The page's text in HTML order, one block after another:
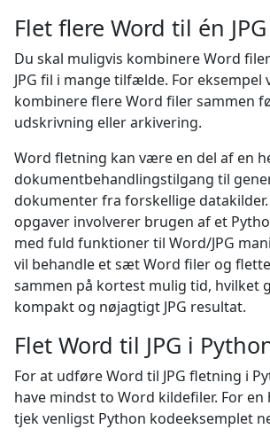
Flet flere Word til én
Du skal muligvis kombinere Word
JPG fil i mange tilfælde. For eksempel
kombinere flere Word filer sammen
udskrivning eller arkivering.
Word fletning kan være en del af en
dokumentbehandlingstilgang til
dokumenter fra forskellige datakilder.
opgaver involverer brugen af et
med fuld funktioner til Word/JPG
vil behandle et sæt Word filer og
sammen på kortest mulig tid, hvilket
kompakt og nøjagtigt JPG resultat.
Flet Word til JPG i
For at udføre Word til JPG fletning i
have mindst to Word kildefiler. For
tjek venligst Python kodeeksemplet